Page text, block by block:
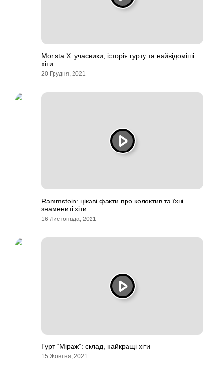
Monsta X: учасники, історія гурту та найвідоміші
хіти
20 Грудня, 2021
Rammstein: цікаві факти про колектив та їхні
знамениті хіти
16 Листопада, 2021
Гурт “Міраж”: склад, найкращі хіти
15 Жовтня, 2021